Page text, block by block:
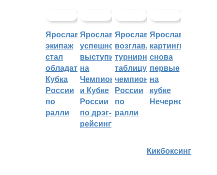
Ярославский
экипаж
стал
обладателем
Кубка
России
по
ралли
Ярославцы
успешно
выступили
на
Чемпионате
и Кубке
России
по дрэг-
рейсингу
Ярославцы
возглавляют
турнирную
таблицу
чемпионата
России
по
ралли
Ярославские
картингисты
снова
первые
на
кубке
Нечерноземья
Кикбоксинг